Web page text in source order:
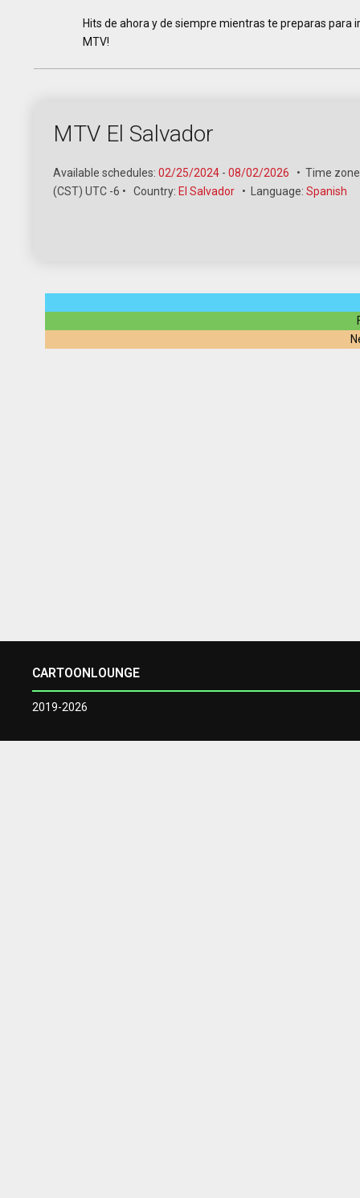
Hits de ahora y de siempre mientras te preparas para
MTV!
MTV El Salvador
Available schedules: 02/25/2024 - 08/02/2026 • Time
(CST) UTC -6 • Country: El Salvador • Language: Spanish
CARTOONLOUNGE
2019-2026